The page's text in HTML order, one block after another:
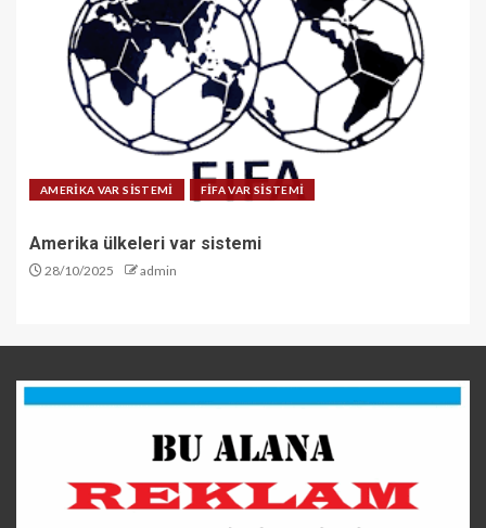
AMERİKA VAR SİSTEMİ FİFA VAR SİSTEMİ
Amerika ülkeleri var sistemi
28/10/2025 admin